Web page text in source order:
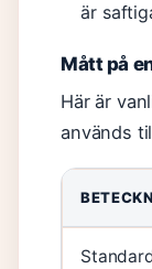
är
Mått på
Här är
används